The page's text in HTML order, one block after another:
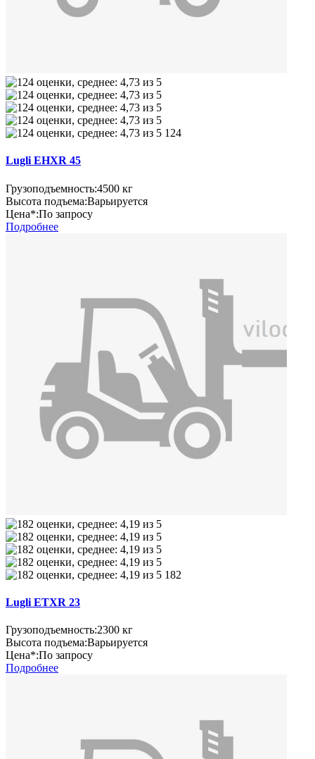
124
Lugli EHXR 45
Грузоподъемность:4500 кг
Высота подъема:Варьируется
Цена*:По запросу
Подробнее
182
Lugli ETXR 23
Грузоподъемность:2300 кг
Высота подъема:Варьируется
Цена*:По запросу
Подробнее